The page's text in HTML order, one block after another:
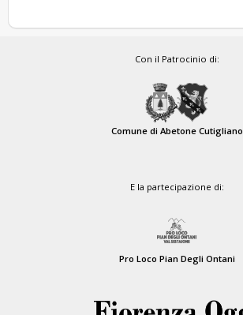
Con il Patrocinio di:
Comune di Abetone Cutigliano
E la partecipazione di:
Pro Loco Pian Degli Ontani